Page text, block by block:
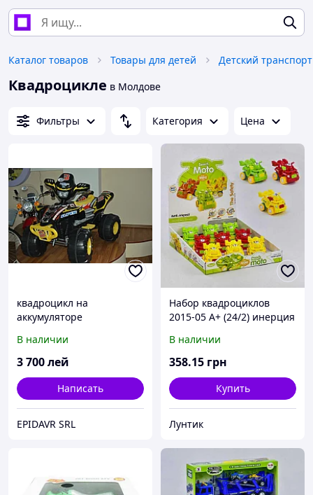
Каталог товаров Товары для детей Детский
Квадроцикле в Молдове
Фильтры Категория Цена
квадроцикл на
аккумуляторе
В наличии
3 700лей
Написать
EPIDAVR SRL
Набор квадроциклов
2015-05 А+ (24/2) инерция
блоке
В наличии
358.15 грн
Купить
Лунтик